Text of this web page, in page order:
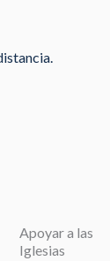
Apoyar a las
Iglesias